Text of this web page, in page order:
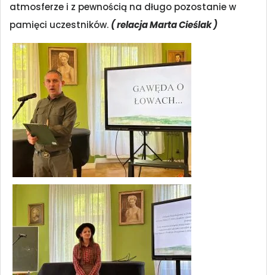
atmosferze i z pewnością na długo pozostanie w
pamięci uczestników. ( relacja Marta Cieślak )